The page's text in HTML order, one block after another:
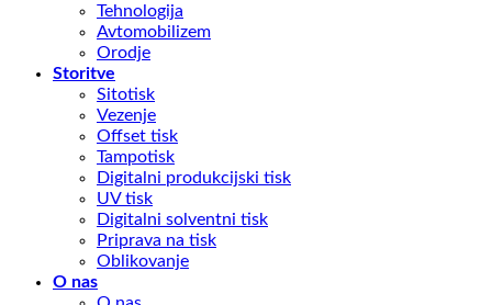
Tehnologija
Avtomobilizem
Orodje
Storitve
Sitotisk
Vezenje
Offset tisk
Tampotisk
Digitalni produkcijski tisk
UV tisk
Digitalni solventni tisk
Priprava na tisk
Oblikovanje
O nas